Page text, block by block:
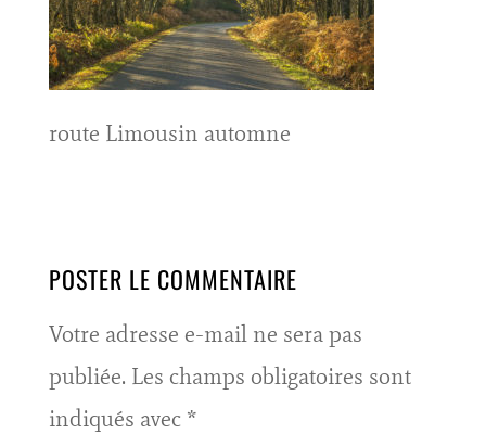
route Limousin automne
POSTER LE COMMENTAIRE
Votre adresse e-mail ne sera pas
publiée. Les champs obligatoires sont
indiqués avec *